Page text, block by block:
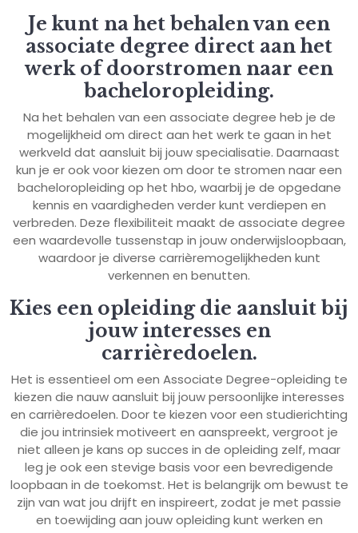
Je kunt na het behalen van een
associate degree direct aan het
werk of doorstromen naar een
bacheloropleiding.
Na het behalen van een associate degree heb je de
mogelijkheid om direct aan het werk te gaan in het
werkveld dat aansluit bij jouw specialisatie. Daarnaast
kun je er ook voor kiezen om door te stromen naar een
bacheloropleiding op het hbo, waarbij je de opgedane
kennis en vaardigheden verder kunt verdiepen en
verbreden. Deze flexibiliteit maakt de associate degree
een waardevolle tussenstap in jouw onderwijsloopbaan,
waardoor je diverse carrièremogelijkheden kunt
verkennen en benutten.
Kies een opleiding die aansluit bij
jouw interesses en
carrièredoelen.
Het is essentieel om een Associate Degree-opleiding te
kiezen die nauw aansluit bij jouw persoonlijke interesses
en carrièredoelen. Door te kiezen voor een studierichting
die jou intrinsiek motiveert en aanspreekt, vergroot je
niet alleen je kans op succes in de opleiding zelf, maar
leg je ook een stevige basis voor een bevredigende
loopbaan in de toekomst. Het is belangrijk om bewust te
zijn van wat jou drijft en inspireert, zodat je met passie
en toewijding aan jouw opleiding kunt werken en